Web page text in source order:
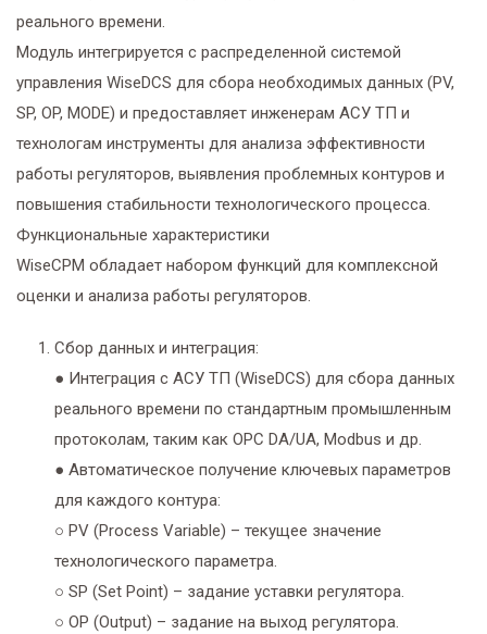
реального времени.
Модуль интегрируется с распределенной системой
управления WiseDCS для сбора необходимых данных (PV,
SP, OP, MODE) и предоставляет инженерам АСУ ТП и
технологам инструменты для анализа эффективности
работы регуляторов, выявления проблемных контуров и
повышения стабильности технологического процесса.
Функциональные характеристики
WiseCPM обладает набором функций для комплексной
оценки и анализа работы регуляторов.
Сбор данных и интеграция:
● Интеграция с АСУ ТП (WiseDCS) для сбора данных
реального времени по стандартным промышленным
протоколам, таким как OPC DA/UA, Modbus и др.
● Автоматическое получение ключевых параметров
для каждого контура:
○ PV (Process Variable) – текущее значение
технологического параметра.
○ SP (Set Point) – задание уставки регулятора.
○ OP (Output) – задание на выход регулятора.